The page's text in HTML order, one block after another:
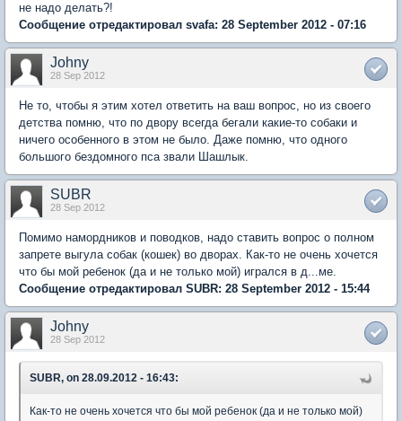
не надо делать?!
Сообщение отредактировал svafa: 28 September 2012 - 07:16
Johny
28 Sep 2012
Не то, чтобы я этим хотел ответить на ваш вопрос, но из своего
детства помню, что по двору всегда бегали какие-то собаки и
ничего особенного в этом не было. Даже помню, что одного
большого бездомного пса звали Шашлык.
SUBR
28 Sep 2012
Помимо намордников и поводков, надо ставить вопрос о полном
запрете выгула собак (кошек) во дворах. Как-то не очень хочется
что бы мой ребенок (да и не только мой) игрался в д...ме.
Сообщение отредактировал SUBR: 28 September 2012 - 15:44
Johny
28 Sep 2012
SUBR, on 28.09.2012 - 16:43:
Как-то не очень хочется что бы мой ребенок (да и не только мой)